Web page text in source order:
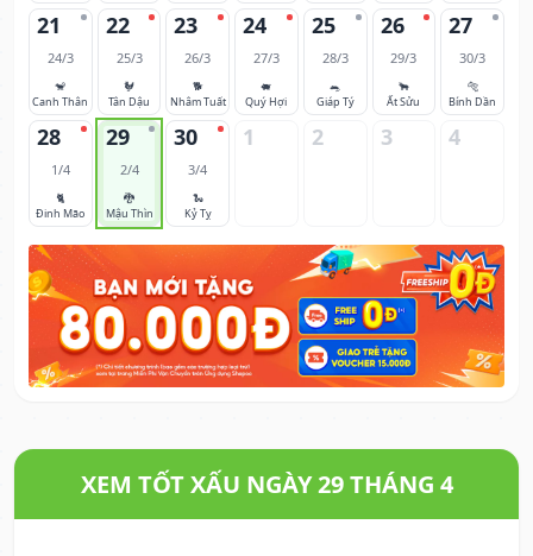
21
24/3
🐒
Canh Thân
22
25/3
🐓
Tân Dậu
23
26/3
🐕
Nhâm Tuất
24
27/3
🐖
Quý Hợi
25
28/3
🐀
Giáp Tý
26
29/3
🐂
Ất Sửu
27
30/3
🐅
Bính Dần
28
1/4
🐈
Đinh Mão
29
2/4
🐉
Mậu Thìn
30
3/4
🐍
Kỷ Tỵ
1 2 3 4
XEM TỐT XẤU NGÀY 29 THÁNG 4